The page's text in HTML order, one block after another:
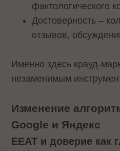
фактологического
Достоверность –
отзывов,
Именно здесь крауд-
незаменимым
Изменение
Google и Яндекс
EEAT и доверие как